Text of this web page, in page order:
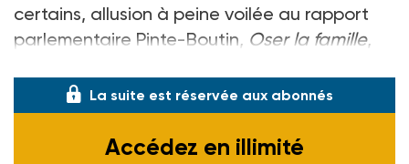
certains, allusion à peine voilée au rapport
parlementaire Pinte-Boutin, Oser la famille,
La suite est réservée aux abonnés
Accédez en illimité